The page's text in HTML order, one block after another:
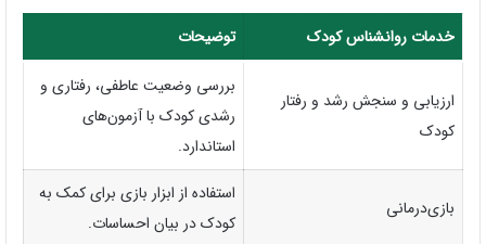
خدمات روانشناس کودک توضیحات
ارزیابی و سنجش رشد و رفتار
کودک
بررسی وضعیت عاطفی، رفتاری و
رشدی کودک با آزمون‌های
استاندارد.
بازی‌درمانی
استفاده از ابزار بازی برای کمک به
کودک در بیان احساسات.